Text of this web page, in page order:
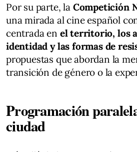
Por su parte, la Competición
una mirada al cine español
centrada en el territorio, los
identidad y las formas de
propuestas que abordan la
transición de género o la
Programación
ciudad